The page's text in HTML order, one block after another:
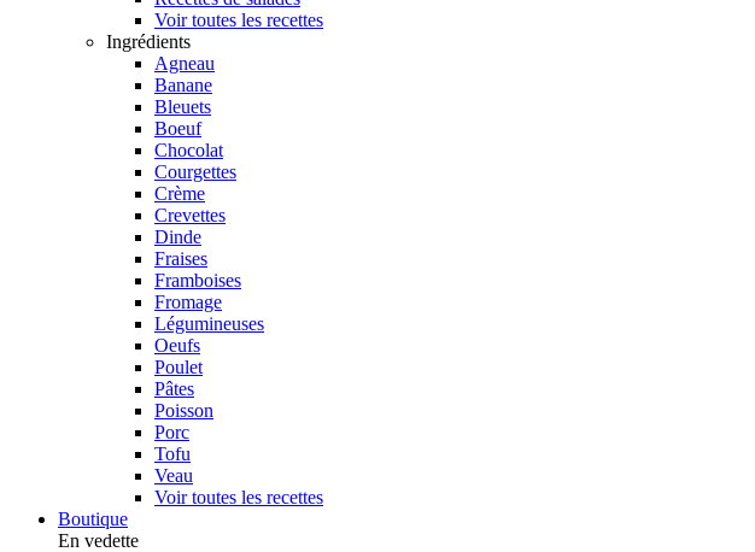
Voir toutes les recettes
Ingrédients
Agneau
Banane
Bleuets
Boeuf
Chocolat
Courgettes
Crème
Crevettes
Dinde
Fraises
Framboises
Fromage
Légumineuses
Oeufs
Poulet
Pâtes
Poisson
Porc
Tofu
Veau
Voir toutes les recettes
Boutique
En vedette